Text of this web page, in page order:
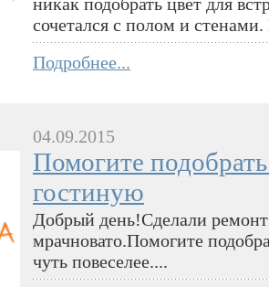
сочетался с полом и
Подробнее...
04.09.2015
Помогите
гостиную
Добрый день!Сделали
мрачновато.Помогите
чуть повеселее....